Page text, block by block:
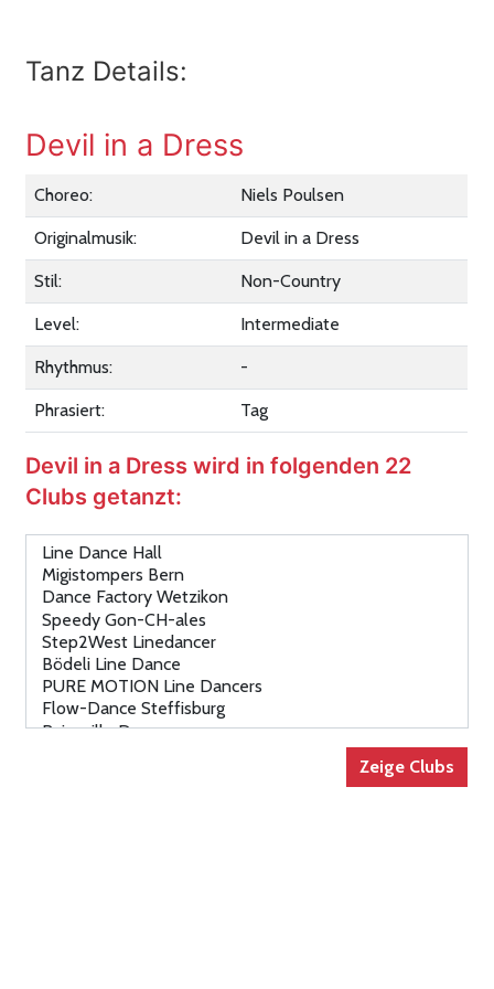
Tanz Details:
Devil in a Dress
Choreo: Niels Poulsen
Originalmusik: Devil in a Dress
Stil: Non-Country
Level: Intermediate
Rhythmus: -
Phrasiert: Tag
Devil in a Dress wird in folgenden 22
Clubs getanzt: